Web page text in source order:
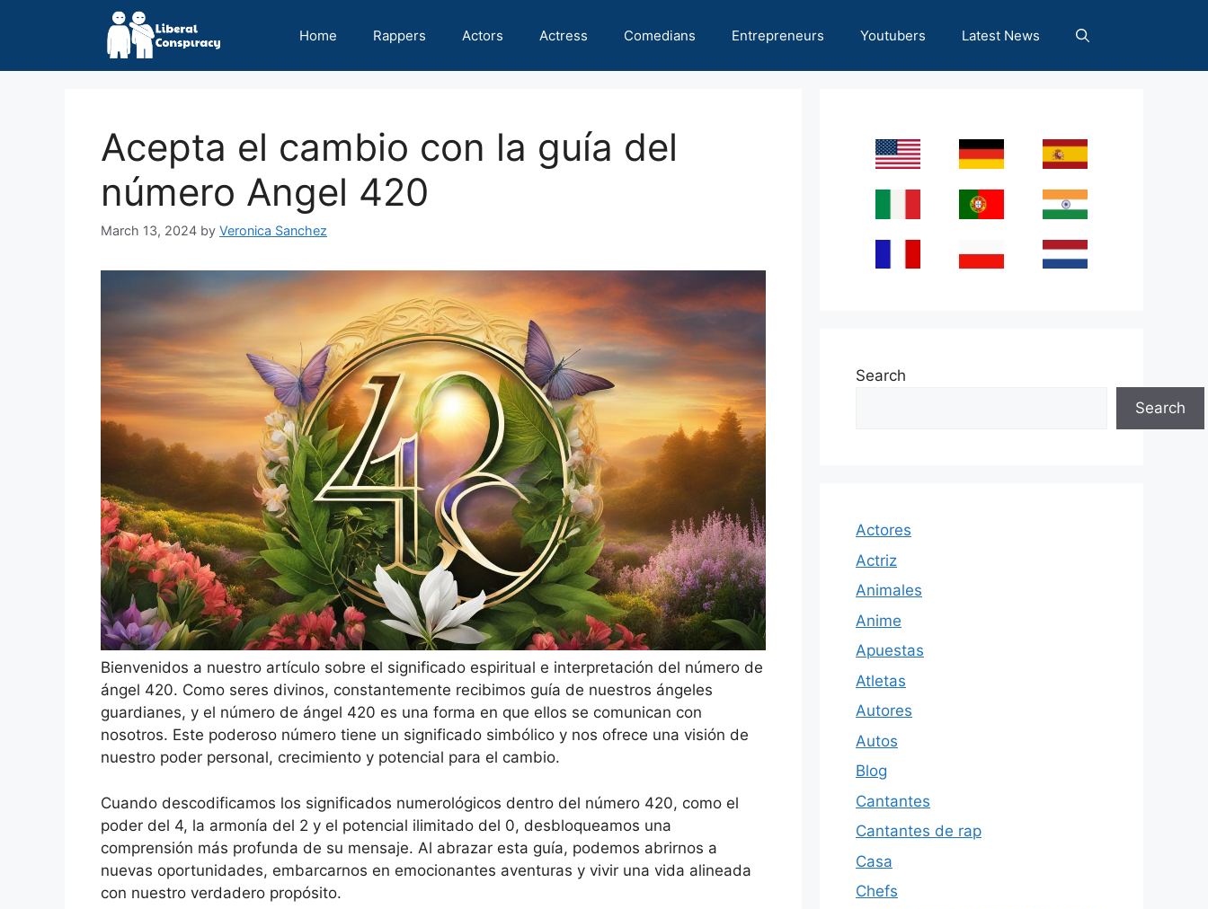
Home Rappers Actors Actress Comedians Entrepreneurs Youtubers Latest News
Acepta el cambio con la guía del
número Angel 420
March 13, 2024 by Veronica Sanchez
Bienvenidos a nuestro artículo sobre el significado espiritual e interpretación del número de
ángel 420. Como seres divinos, constantemente recibimos guía de nuestros ángeles
guardianes, y el número de ángel 420 es una forma en que ellos se comunican con
nosotros. Este poderoso número tiene un significado simbólico y nos ofrece una visión de
nuestro poder personal, crecimiento y potencial para el cambio.
Cuando descodificamos los significados numerológicos dentro del número 420, como el
poder del 4, la armonía del 2 y el potencial ilimitado del 0, desbloqueamos una
comprensión más profunda de su mensaje. Al abrazar esta guía, podemos abrirnos a
nuevas oportunidades, embarcarnos en emocionantes aventuras y vivir una vida alineada
con nuestro verdadero propósito.
Search
Search
Actores
Actriz
Animales
Anime
Apuestas
Atletas
Autores
Autos
Blog
Cantantes
Cantantes de rap
Casa
Chefs